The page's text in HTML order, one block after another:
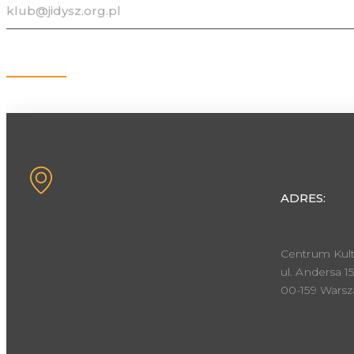
klub@jidysz.org.pl
ADRES:
Centrum
ul. Andersa
00-159